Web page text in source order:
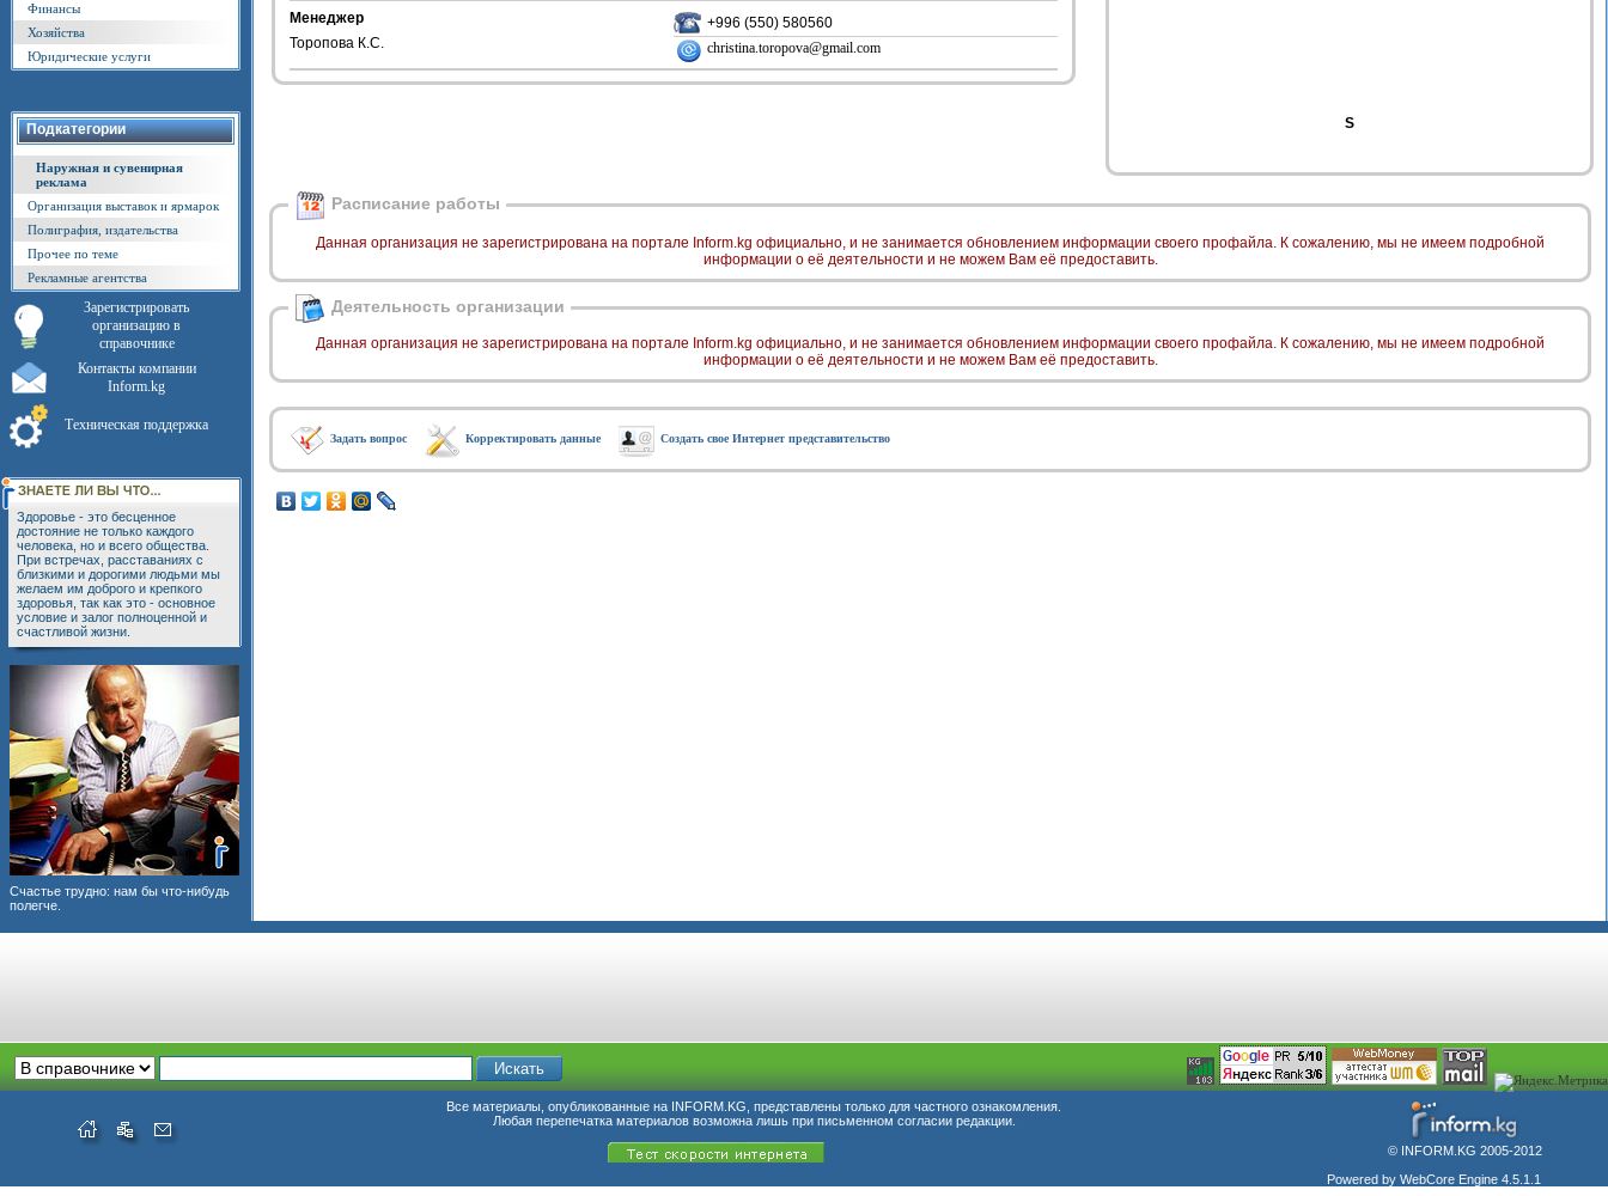
Финансы
Хозяйства
Юридические услуги
Подкатегории
Наружная и сувенирная
реклама
Организация выставок и ярмарок
Полиграфия, издательства
Прочее по теме
Рекламные агентства
Зарегистрировать
организацию в
справочнике
Контакты компании
Inform.kg
Техническая поддержка
Здоровье - это бесценное
достояние не только каждого
человека, но и всего общества.
При встречах, расставаниях с
близкими и дорогими людьми мы
желаем им доброго и крепкого
здоровья, так как это - основное
условие и залог полноценной и
счастливой жизни.
Счастье трудно: нам бы что-нибудь
полегче.
Менеджер
Торопова К.С.
+996 (550) 580560
christina.toropova@gmail.com
S
Расписание работы
Данная организация не зарегистрирована на портале Inform.kg официально, и не занимается обновлением информации своего профайла. К сожалению, мы не имеем подробной
информации о её деятельности и не можем Вам её предоставить.
Деятельность организации
Данная организация не зарегистрирована на портале Inform.kg официально, и не занимается обновлением информации своего профайла. К сожалению, мы не имеем подробной
информации о её деятельности и не можем Вам её предоставить.
Задать вопрос Корректировать данные Создать свое Интернет представительство
Все материалы, опубликованные на INFORM.KG, представлены только для частного ознакомления.
Любая перепечатка материалов возможна лишь при письменном согласии редакции.
© INFORM.KG 2005-2012
Powered by WebCore Engine 4.5.1.1